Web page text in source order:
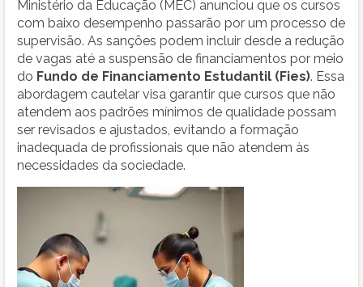
Ministério da Educação (MEC) anunciou que os cursos
com baixo desempenho passarão por um processo de
supervisão. As sanções podem incluir desde a redução
de vagas até a suspensão de financiamentos por meio
do Fundo de Financiamento Estudantil (Fies). Essa
abordagem cautelar visa garantir que cursos que não
atendem aos padrões mínimos de qualidade possam
ser revisados e ajustados, evitando a formação
inadequada de profissionais que não atendem às
necessidades da sociedade.